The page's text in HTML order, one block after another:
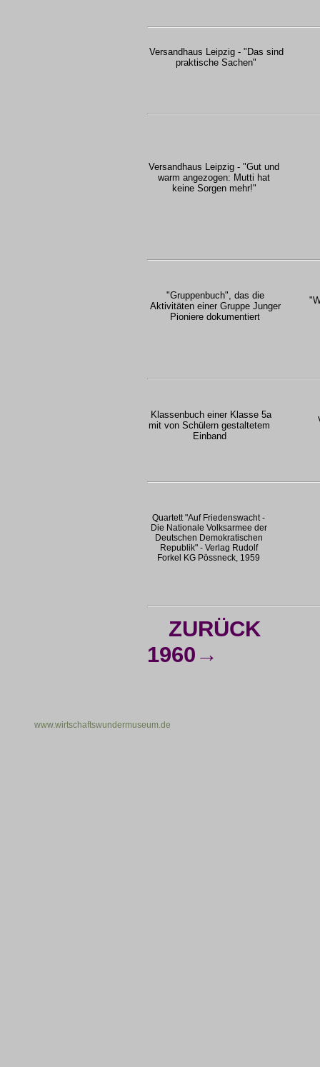
Versandhaus Leipzig - "Das sind
praktische Sachen"
Versandhaus Leipzig - "Gut und
warm angezogen: Mutti hat
keine Sorgen mehr!"
"Gruppenbuch", das die
Aktivitäten einer Gruppe Junger
Pioniere dokumentiert
Klassenbuch einer Klasse 5a
mit von Schülern gestaltetem
Einband
Quartett "Auf Friedenswacht -
Die Nationale Volksarmee der
Deutschen Demokratischen
Republik" - Verlag Rudolf
Forkel KG Pössneck, 1959
ZURÜCK
1960→
www.wirtschaftswundermuseum.de